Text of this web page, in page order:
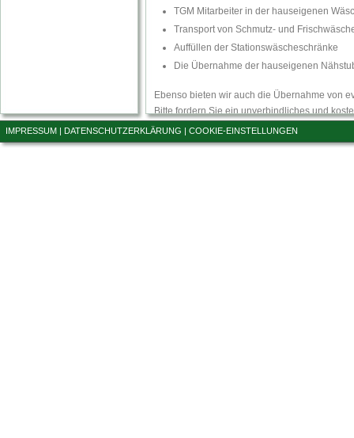
TGM Mitarbeiter in der hauseigenen
Transport von Schmutz- und
Auffüllen der Stationswäscheschränke
Die Übernahme der hauseigenen
Ebenso bieten wir auch die Übernahme von
Bitte fordern Sie ein unverbindliches und
IMPRESSUM | DATENSCHUTZERKLÄRUNG | COOKIE-EINSTELLUNGEN